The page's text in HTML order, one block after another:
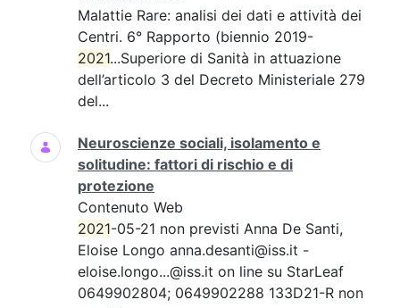
Malattie Rare: analisi dei dati e attività dei
Centri. 6° Rapporto (biennio 2019-
2021...Superiore di Sanità in attuazione
dell’articolo 3 del Decreto Ministeriale 279
del...
Neuroscienze sociali, isolamento e
solitudine: fattori di rischio e di
protezione
Contenuto Web
2021-05-21 non previsti Anna De Santi,
Eloise Longo anna.desanti@iss.it -
eloise.longo...@iss.it on line su StarLeaf
0649902804; 0649902288 133D21-R non